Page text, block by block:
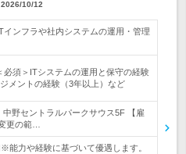
2026/10/12
ンフラや社内システムの運用・管理
必須＞ITシステムの運用と保守の経験
メントの経験（3年以上）など
野セントラルパークサウス5F 【雇
更の範…
能力や経験に基づいて優遇します。